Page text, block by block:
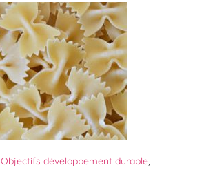
Objectifs développement durable,